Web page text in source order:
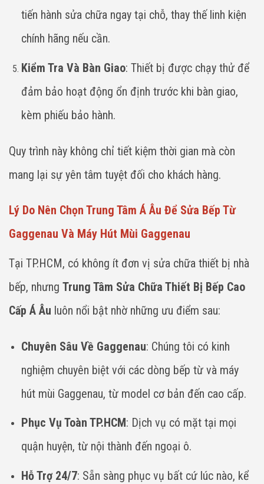
tiến hành sửa chữa ngay tại chỗ, thay thế linh kiện
chính hãng nếu cần.
Kiểm Tra Và Bàn Giao: Thiết bị được chạy thử để
đảm bảo hoạt động ổn định trước khi bàn giao,
kèm phiếu bảo hành.
Quy trình này không chỉ tiết kiệm thời gian mà còn
mang lại sự yên tâm tuyệt đối cho khách hàng.
Lý Do Nên Chọn Trung Tâm Á Âu Để Sửa Bếp Từ
Gaggenau Và Máy Hút Mùi Gaggenau
Tại TP.HCM, có không ít đơn vị sửa chữa thiết bị nhà
bếp, nhưng Trung Tâm Sửa Chữa Thiết Bị Bếp Cao
Cấp Á Âu luôn nổi bật nhờ những ưu điểm sau:
Chuyên Sâu Về Gaggenau: Chúng tôi có kinh
nghiệm chuyên biệt với các dòng bếp từ và máy
hút mùi Gaggenau, từ model cơ bản đến cao cấp.
Phục Vụ Toàn TP.HCM: Dịch vụ có mặt tại mọi
quận huyện, từ nội thành đến ngoại ô.
Hỗ Trợ 24/7: Sẵn sàng phục vụ bất cứ lúc nào, kể